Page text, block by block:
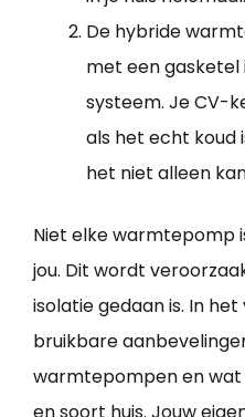
De hybride
met een
systeem. Je CV-
als het echt koud
het niet alleen
Niet elke warmtepomp
jou. Dit wordt
isolatie gedaan is. In
bruikbare
warmtepompen en wat